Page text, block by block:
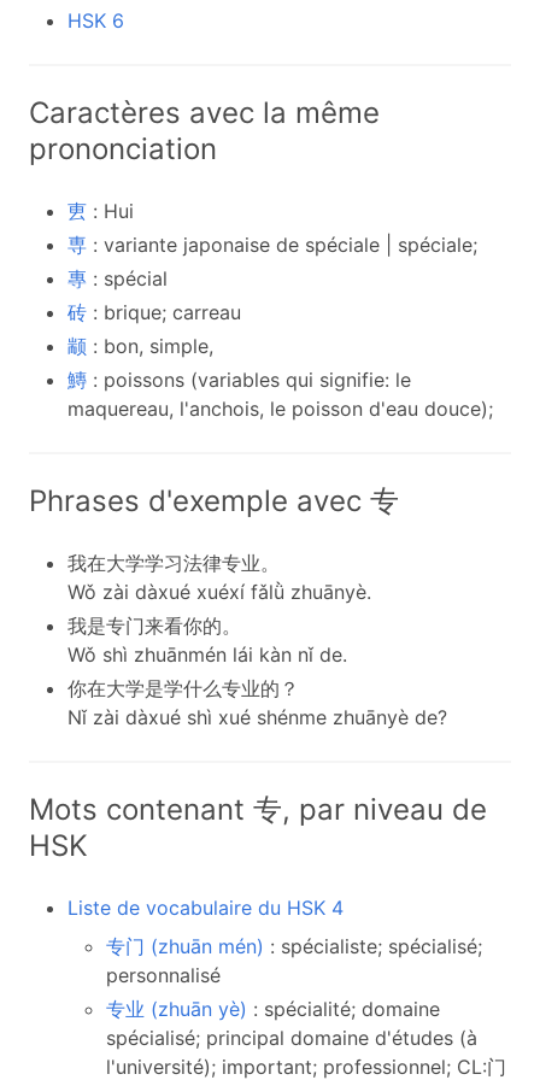
HSK 6
Caractères avec la même
prononciation
叀 : Hui
専 : variante japonaise de spéciale | spéciale;
專 : spécial
砖 : brique; carreau
颛 : bon, simple,
鱄 : poissons (variables qui signifie: le
maquereau, l'anchois, le poisson d'eau douce);
Phrases d'exemple avec 专
我在大学学习法律专业。
Wǒ zài dàxué xuéxí fǎlǜ zhuānyè.
我是专门来看你的。
Wǒ shì zhuānmén lái kàn nǐ de.
你在大学是学什么专业的？
Nǐ zài dàxué shì xué shénme zhuānyè de?
Mots contenant 专, par niveau de
HSK
Liste de vocabulaire du HSK 4
专门 (zhuān mén) : spécialiste; spécialisé;
personnalisé
专业 (zhuān yè) : spécialité; domaine
spécialisé; principal domaine d'études (à
l'université); important; professionnel; CL:门